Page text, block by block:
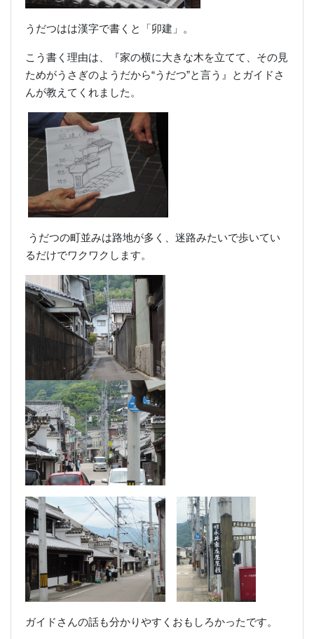
うだつはは漢字で書くと「卯建」。
こう書く理由は、『家の横に大きな木を立てて、その見
ためがうさぎのようだから“うだつ”と言う』とガイドさ
んが教えてくれました。
うだつの町並みは路地が多く、迷路みたいで歩いてい
るだけでワクワクします。
ガイドさんの話も分かりやすくおもしろかったです。